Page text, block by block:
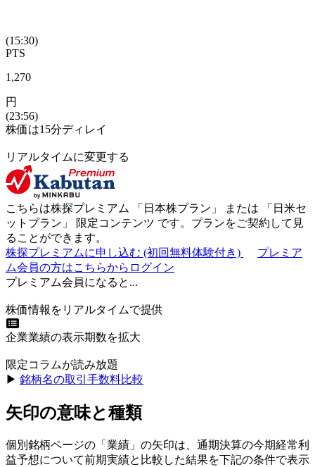
(15:30)
PTS
1,270
円
(23:56)
株価は15分ディレイ
リアルタイムに変更する
こちらは株探プレミアム 「 日本株プラン 」 または 「 日米セ
ットプラン 」 限定コンテンツ です。プランをご契約して見
ることができます。
株探プレミアムに申し込む (初回無料体験付き)
プレミア
ム会員の方はこちらからログイン
プレミアム会員になると...
株価情報をリアルタイムで提供
企業業績の表示期数を拡大
限定コラムが読み放題
▶︎ 銘柄名の取引手数料比較
矢印の意味と種類
個別銘柄ページの「業績」の矢印は、通期決算の今期経常利
益予想について前期実績と比較した結果を下記の条件で表示